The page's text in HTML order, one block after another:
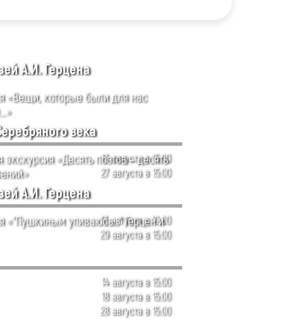
13 августа в 15:00
27 августа в 15:00
А.И. Герцена
«Вещи, которые были для нас
13 августа в 19:00
29 августа в 15:00
века
экскурсия «Десять поэтов – десять
14 августа в 15:00
18 августа в 15:00
28 августа в 15:00
А.И. Герцена
«"Пушкиным упиваюсь…" Герцен и